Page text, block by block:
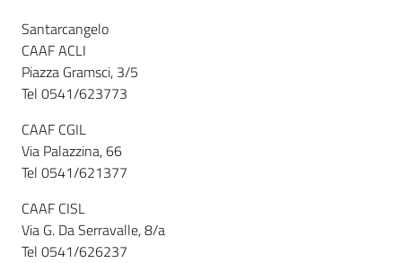
Newsletter
Santarcangelo
CAAF ACLI
Piazza Gramsci, 3/5
Tel 0541/623773
CAAF CGIL
Via Palazzina, 66
Tel 0541/621377
CAAF CISL
Via G. Da Serravalle, 8/a
Tel 0541/626237